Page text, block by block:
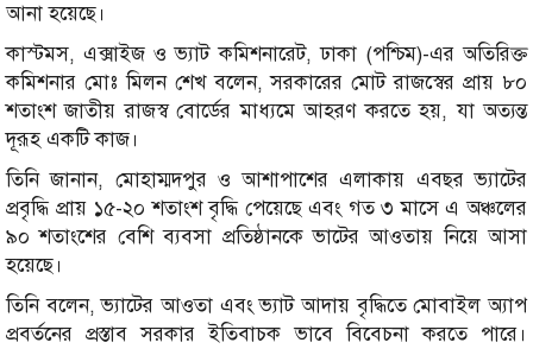
আনা হয়েছে।
কাস্টমস, এক্সাইজ ও ভ্যাট কমিশনারেট, ঢাকা (পশ্চিম)-এর অতিরিক্ত
কমিশনার মোঃ মিলন শেখ বলেন, সরকারের মোট রাজস্বের প্রায় ৮০
শতাংশ জাতীয় রাজস্ব বোর্ডের মাধ্যমে আহরণ করতে হয়, যা অত্যন্ত
দূরূহ একটি কাজ।
তিনি জানান, মোহাম্মদপুর ও আশাপাশের এলাকায় এবছর ভ্যাটের
প্রবৃদ্ধি প্রায় ১৫-২০ শতাংশ বৃদ্ধি পেয়েছে এবং গত ৩ মাসে এ অঞ্চলের
৯০ শতাংশের বেশি ব্যবসা প্রতিষ্ঠানকে ভাটের আওতায় নিয়ে আসা
হয়েছে।
তিনি বলেন, ভ্যাটের আওতা এবং ভ্যাট আদায় বৃদ্ধিতে মোবাইল অ্যাপ
প্রবর্তনের প্রস্তাব সরকার ইতিবাচক ভাবে বিবেচনা করতে পারে।